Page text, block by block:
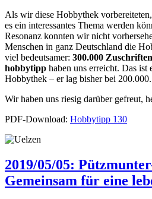
Als wir diese Hobbythek
es ein interessantes Thema werden
Resonanz konnten wir nicht
Menschen in ganz Deutschland die
viel bedeutsamer: 300.000
hobbytipp haben uns erreicht. Das ist
Hobbythek – er lag bisher bei 200.000.
Wir haben uns riesig darüber gefreut,
PDF-Download: Hobbytipp 130
2019/05/05:
Gemeinsam für eine